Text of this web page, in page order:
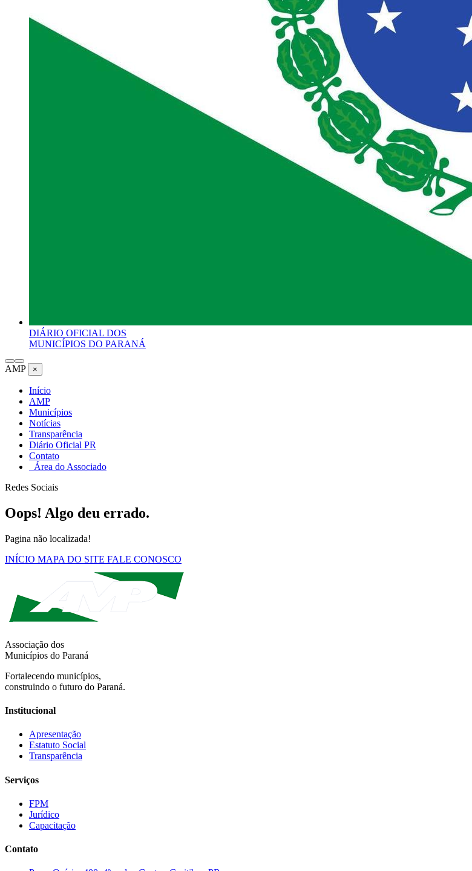
DIÁRIO OFICIAL DOS
MUNICÍPIOS DO PARANÁ
AMP ×
Início
AMP
Municípios
Notícias
Transparência
Diário Oficial PR
Contato
Área do Associado
Redes Sociais
Oops! Algo deu errado.
Pagina não localizada!
INÍCIO MAPA DO SITE FALE CONOSCO
Associação dos
Municípios do Paraná
Fortalecendo municípios,
construindo o futuro do Paraná.
Institucional
Apresentação
Estatuto Social
Transparência
Serviços
FPM
Jurídico
Capacitação
Contato